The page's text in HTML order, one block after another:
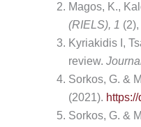
Magos, K.,
(RIELS), 1
Kyriakidis I,
review.
Sorkos, G. &
(2021).
Sorkos, G. &